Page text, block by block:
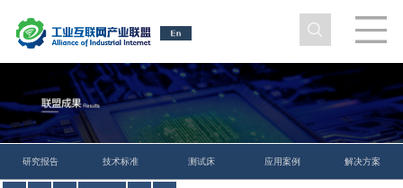
研究报告 技术标准 测试床 应用案例 解决方案